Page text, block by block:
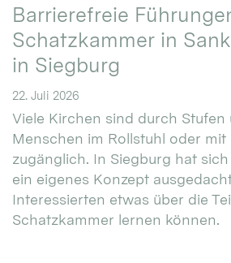
Barrierefreie
Schatzkammer in
in Siegburg
22. Juli 2026
Viele Kirchen sind durch Stufen
Menschen im Rollstuhl oder
zugänglich. In Siegburg hat
ein eigenes Konzept
Interessierten etwas über die
Schatzkammer lernen können.